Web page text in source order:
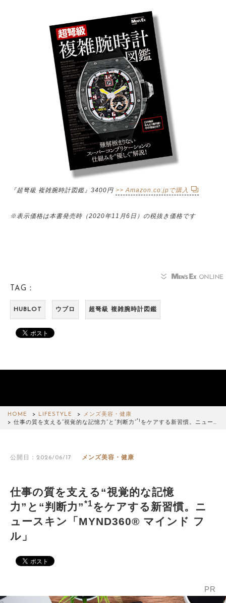
『超弩級 複雑腕時計図鑑』3400円 >> Amazon.co.jpで購入
※表示価格は本書発売時（2020年11月6日）の税抜き価格です
TAG：
HUBLOT ウブロ 超弩級 複雑腕時計図鑑
HOME LIFESTYLE
メンズ美容・健康
仕事の質を支える“視覚的な記憶力”と“判断力”*1 をケアする新習慣。ニュー…
公開日：2026/06/17 メンズ美容・健康
仕事の質を支える“視覚的な記憶
力”と“判断力”*1をケアする新習慣。ニ
ュースキン「MYND360® マインド フ
ル」
PR